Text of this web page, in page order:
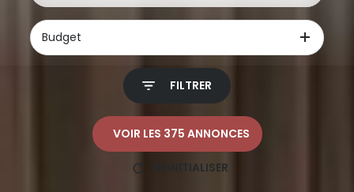
Budget
FILTRER
VOIR LES 375 ANNONCES
RÉINITIALISER